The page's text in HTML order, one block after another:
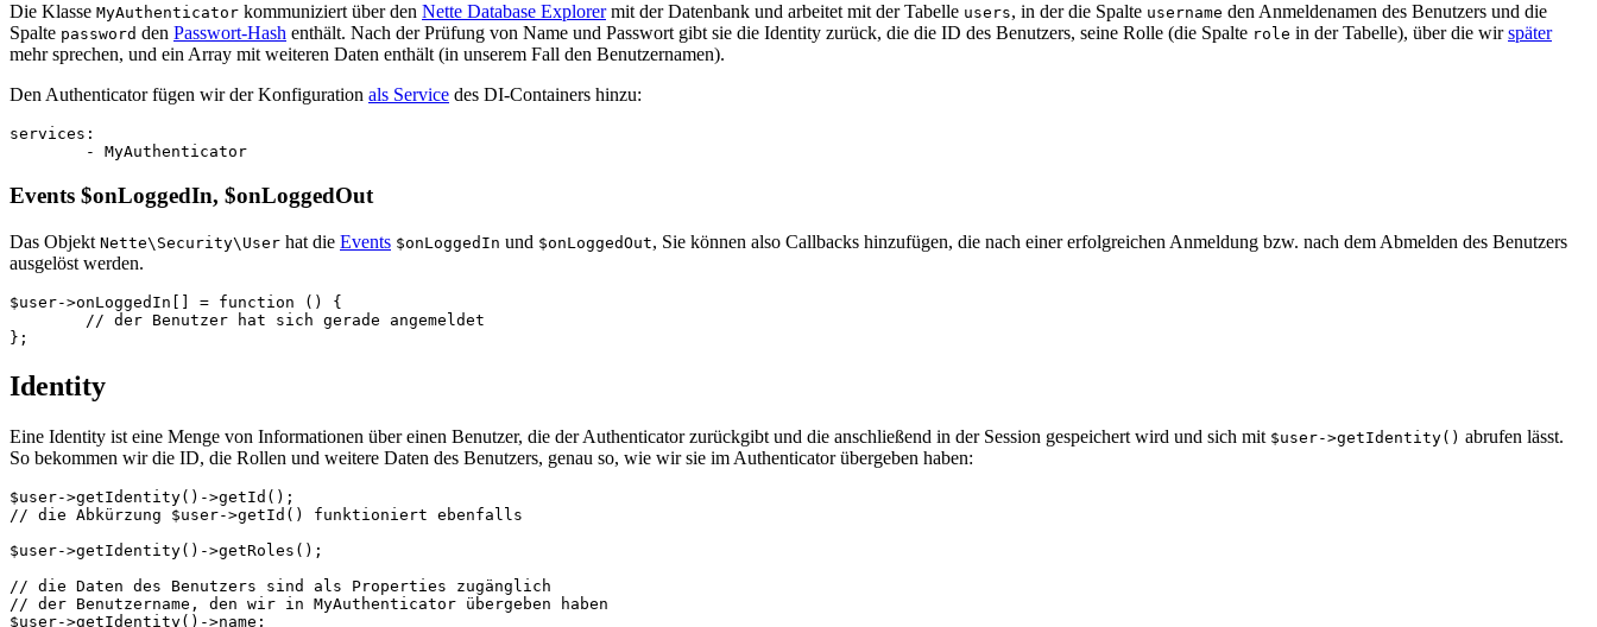
Die Klasse MyAuthenticator kommuniziert über den Nette Database Explorermit der Datenbank und arbeitet mit der Tabelle users, in der die Spalte username den Anmeldenamen des Benutzers und die
Spalte password den Passwort-Hash enthält. Nach der Prüfung von Name und Passwort gibt sie die Identity zurück, die die ID des Benutzers, seine Rolle (die Spalte role in der Tabelle), über die wirspäter
mehr sprechen, und ein Array mit weiteren Daten enthält (in unserem Fall den Benutzernamen).
Den Authenticator fügen wir der Konfiguration als Service des DI-Containers hinzu:
services:
Events $onLoggedIn, $onLoggedOut
Das Objekt Nette\Security\User hat die Events $onLoggedIn und $onLoggedOut, Sie können also Callbacks hinzufügen, die nach einer erfolgreichen Anmeldung bzw. nach dem Abmelden des Benutzers
ausgelöst werden.
$user->onLoggedIn[] = function () {
Identity
Eine Identity ist eine Menge von Informationen über einen Benutzer, die der Authenticator zurückgibt und die anschließend in der Session gespeichert wird und sich mit $user->getIdentity() abrufen lässt.
So bekommen wir die ID, die Rollen und weitere Daten des Benutzers, genau so, wie wir sie im Authenticator übergeben haben:
$user->getIdentity()->getId();
// die Abkürzung $user->getId() funktioniert ebenfalls
$user->getIdentity()->getRoles();
// die Daten des Benutzers sind als Properties zugänglich
// der Benutzername, den wir in MyAuthenticator übergeben haben